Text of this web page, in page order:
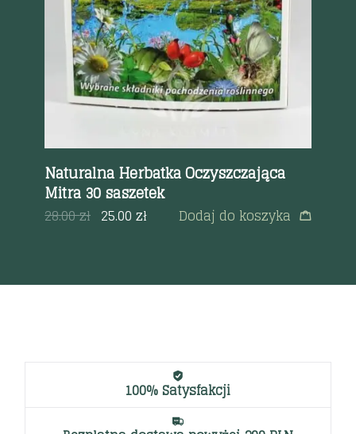
Naturalna Herbatka Oczyszczająca
Mitra 30 saszetek
28.00zł 25.00zł Dodaj do koszyka
100% Satysfakcji